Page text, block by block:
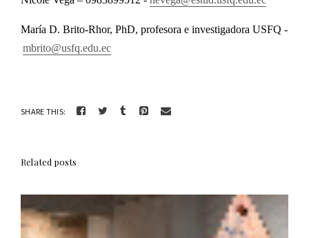
María D. Brito-Rhor, PhD, profesora e investigadora USFQ -
mbrito@usfq.edu.ec
SHARE THIS:
Related posts